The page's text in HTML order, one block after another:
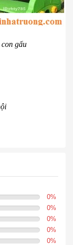
gấu
0%
0%
0%
0%
0%